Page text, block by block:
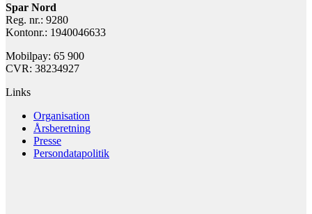
Spar Nord
Reg. nr.: 9280
Kontonr.: 1940046633
Mobilpay: 65 900
CVR: 38234927
Links
Organisation
Årsberetning
Presse
Persondatapolitik